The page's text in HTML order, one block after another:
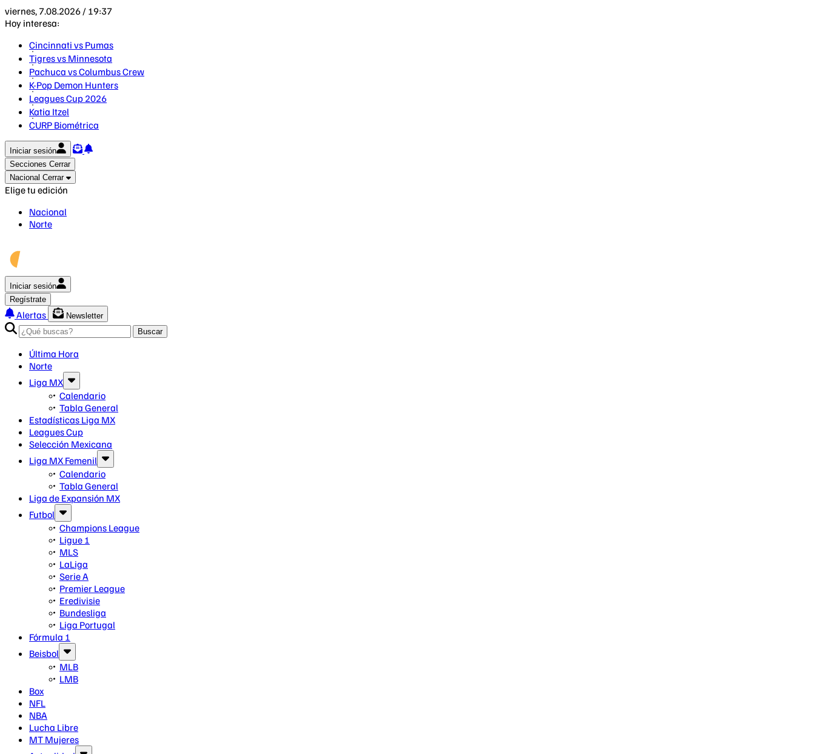
viernes, 7.08.2026 / 19:37
Hoy interesa:
Cincinnati vs Pumas
Tigres vs Minnesota
Pachuca vs Columbus Crew
K-Pop Demon Hunters
Leagues Cup 2026
Katia Itzel
CURP Biométrica
Iniciar sesión
Secciones Cerrar
Nacional Cerrar
Elige tu edición
Nacional
Norte
Iniciar sesión
Regístrate
Alertas
Newsletter
Buscar
Última Hora
Norte
Liga MX
Calendario
Tabla General
Estadísticas Liga MX
Leagues Cup
Selección Mexicana
Liga MX Femenil
Calendario
Tabla General
Liga de Expansión MX
Futbol
Champions League
Ligue 1
MLS
LaLiga
Serie A
Premier League
Eredivisie
Bundesliga
Liga Portugal
Fórmula 1
Beisbol
MLB
LMB
Box
NFL
NBA
Lucha Libre
MT Mujeres